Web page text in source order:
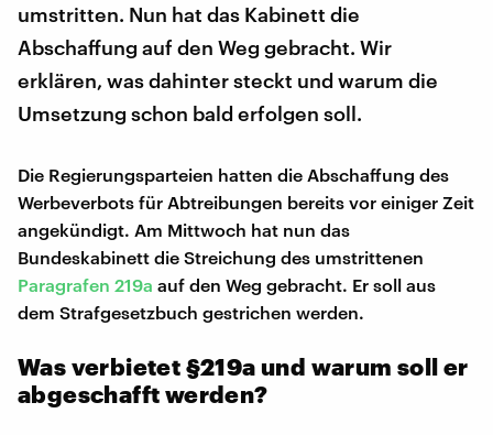
umstritten. Nun hat das Kabinett die
Abschaffung auf den Weg gebracht. Wir
erklären, was dahinter steckt und warum die
Umsetzung schon bald erfolgen soll.
Die Regierungsparteien hatten die Abschaffung des
Werbeverbots für Abtreibungen bereits vor einiger Zeit
angekündigt. Am Mittwoch hat nun das
Bundeskabinett die Streichung des umstrittenen
Paragrafen 219a auf den Weg gebracht. Er soll aus
dem Strafgesetzbuch gestrichen werden.
Was verbietet §219a und warum soll er
abgeschafft werden?